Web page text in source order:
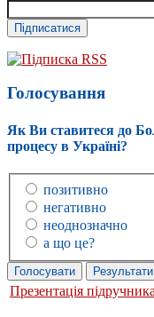
Підписка RSS
Голосування
Як Ви ставитеся до
процесу в Україні?
позитивно
негативно
неоднозначно
а що це?
Презентація